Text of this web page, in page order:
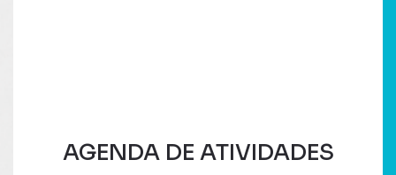
AGENDA DE ATIVIDADES